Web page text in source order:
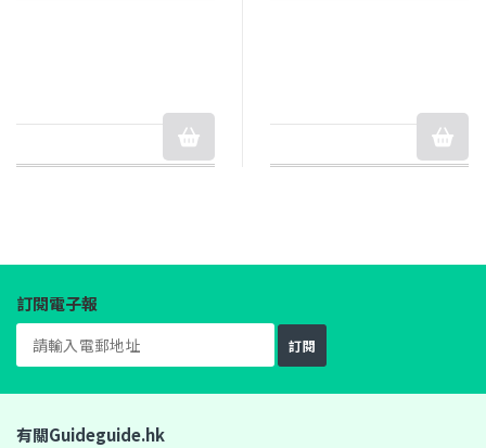
訂閱電子報
訂閱
有關Guideguide.hk